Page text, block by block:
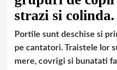
strazi si colinda.
Portile sunt deschise si
pe cantatori. Traistele lor
mere, covrigi si bunatati